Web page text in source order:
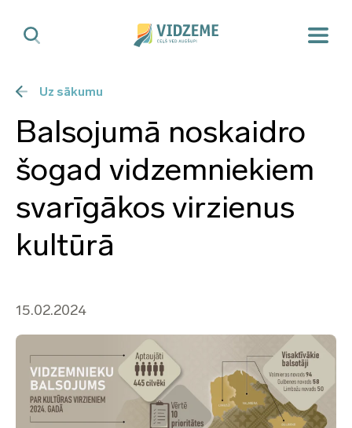
Uz sākumu
Balsojumā noskaidro
šogad vidzemniekiem
svarīgākos virzienus
kultūrā
15.02.2024